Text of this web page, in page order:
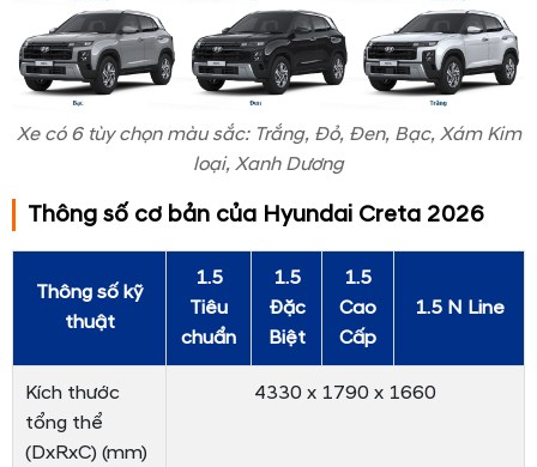
Xe có 6 tùy chọn màu sắc: Trắng, Đỏ, Đen, Bạc, Xám Kim
loại, Xanh Dương
Thông số cơ bản của Hyundai Creta 2026
Thông số kỹ
thuật
1.5
Tiêu
chuẩn
1.5
Đặc
Biệt
1.5
Cao
Cấp
1.5 N Line
Kích thước
tổng thể
(DxRxC) (mm)
4330 x 1790 x 1660